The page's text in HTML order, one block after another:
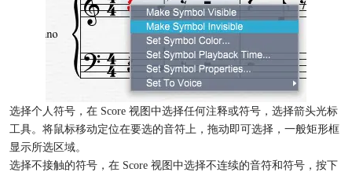
选择个人符号，在 Score 视图中选择任何注释或符号，选择箭头光标
工具。将鼠标移动定位在要选的音符上，拖动即可选择，一般矩形框
显示所选区域。
选择不接触的符号，在 Score 视图中选择不连续的音符和符号，按下